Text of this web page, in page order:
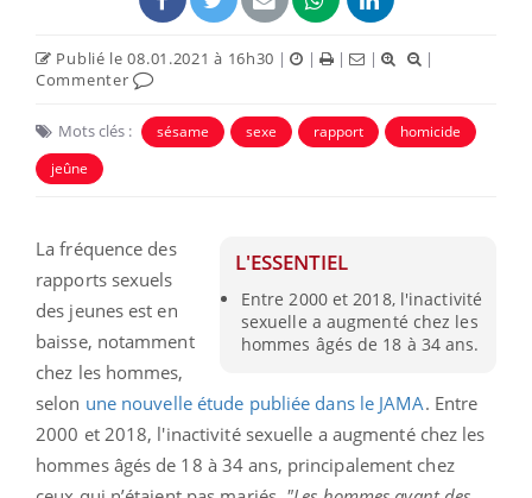
Publié le 08.01.2021 à 16h30 | | | |
|
Commenter
Mots clés : sésame sexe rapport
homicide
jeûne
L'ESSENTIEL
Entre 2000 et 2018, l'inactivité
sexuelle a augmenté chez les
hommes âgés de 18 à 34 ans.
La fréquence des
rapports sexuels
des jeunes est en
baisse, notamment
chez les hommes,
selon une nouvelle étude publiée dans le JAMA. Entre
2000 et 2018, l'inactivité sexuelle a augmenté chez les
hommes âgés de 18 à 34 ans, principalement chez